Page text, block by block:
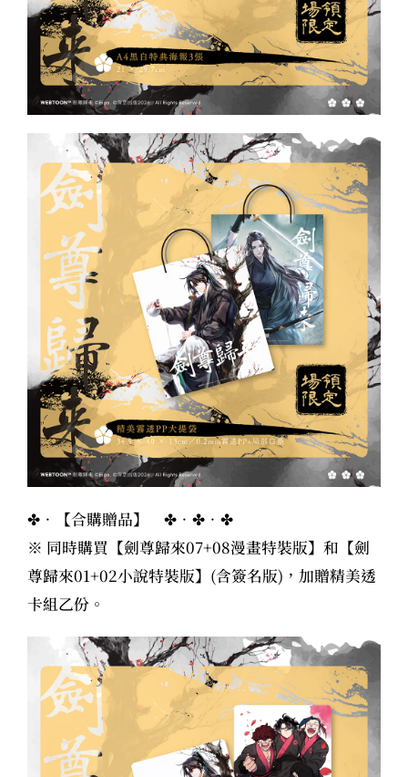
✤．【合購贈品】 ✤．✤．✤
※ 同時購買【劍尊歸來07+08漫畫特裝版】和【劍
尊歸來01+02小說特裝版】(含簽名版)，加贈精美透
卡組乙份。